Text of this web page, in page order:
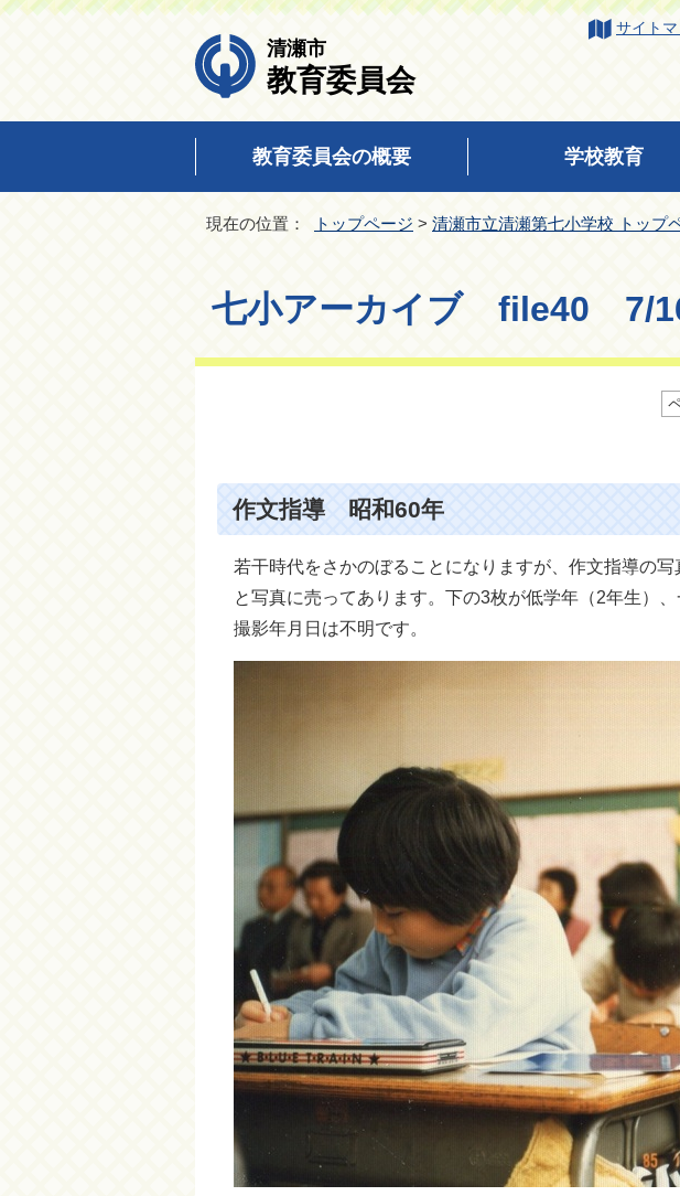
清瀬市
教育委員会
サイト
教育委員会の概要 学校教育
現在の位置： トップページ > 清瀬市立清瀬第七小学校 トップ
七小アーカイブ file40 7/
作文指導 昭和60年
若干時代をさかのぼることになりますが、作文指導の
と写真に売ってあります。下の3枚が低学年（2年生）
撮影年月日は不明です。